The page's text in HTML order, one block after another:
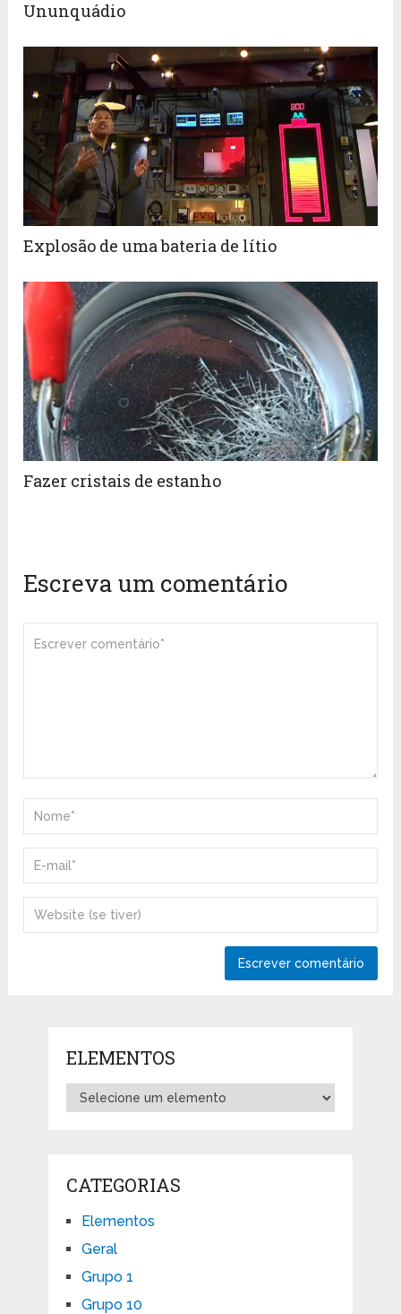
Ununquádio
Explosão de uma bateria de lítio
Fazer cristais de estanho
Escreva um comentário
ELEMENTOS
CATEGORIAS
Elementos
Geral
Grupo 1
Grupo 10